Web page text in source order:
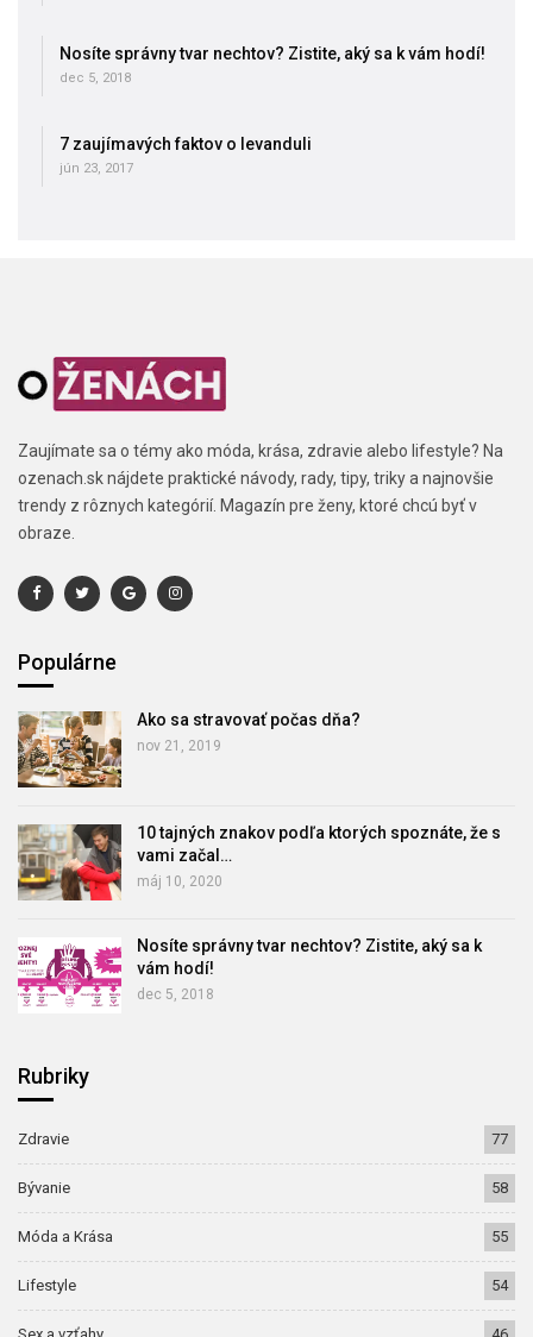
Nosíte správny tvar nechtov? Zistite, aký sa k vám hodí!
dec 5, 2018
7 zaujímavých faktov o levanduli
jún 23, 2017
Zaujímate sa o témy ako móda, krása, zdravie alebo lifestyle? Na
ozenach.sk nájdete praktické návody, rady, tipy, triky a najnovšie
trendy z rôznych kategórií. Magazín pre ženy, ktoré chcú byť v
obraze.
Populárne
Ako sa stravovať počas dňa?
nov 21, 2019
10 tajných znakov podľa ktorých spoznáte, že s
vami začal…
máj 10, 2020
Nosíte správny tvar nechtov? Zistite, aký sa k
vám hodí!
dec 5, 2018
Rubriky
Zdravie 77
Bývanie 58
Móda a Krása 55
Lifestyle 54